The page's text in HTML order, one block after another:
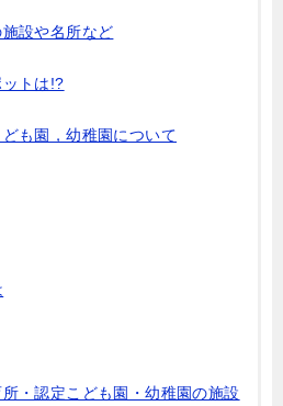
設や名所など
トは!?
も園，幼稚園について
・認定こども園・幼稚園の施設